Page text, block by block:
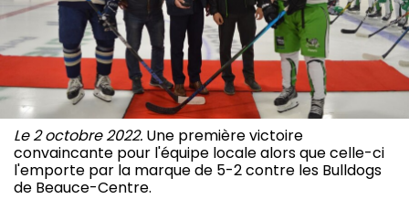
Le 2 octobre 2022. Une première victoire
convaincante pour l'équipe locale alors que celle-ci
l'emporte par la marque de 5-2 contre les Bulldogs
de Beauce-Centre.